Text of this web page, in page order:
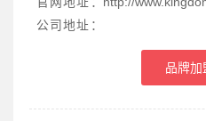
公司地址：
品牌加